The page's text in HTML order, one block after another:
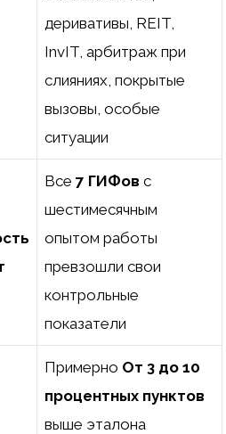
деривативы, REIT,
InvIT, арбитраж при
слияниях, покрытые
вызовы, особые
ситуации
Все 7 ГИФов с
шестимесячным
опытом работы
превзошли свои
контрольные
показатели
Примерно От 3 до 10
процентных пунктов
выше эталона